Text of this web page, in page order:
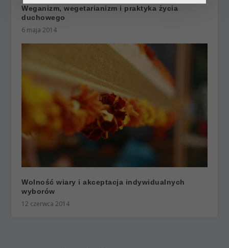
Weganizm, wegetarianizm i praktyka życia
duchowego
6 maja 2014
Wolność wiary i akceptacja indywidualnych
wyborów
12 czerwca 2014